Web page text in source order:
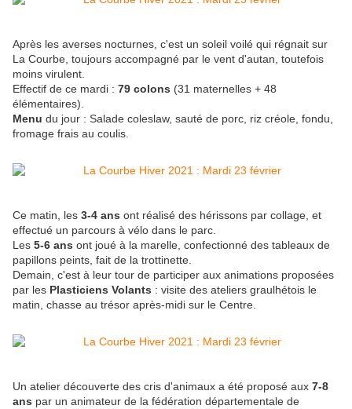
Après les averses nocturnes, c'est un soleil voilé qui régnait sur
La Courbe, toujours accompagné par le vent d'autan, toutefois
moins virulent.
Effectif de ce mardi : 79 colons (31 maternelles + 48
élémentaires).
Menu du jour : Salade coleslaw, sauté de porc, riz créole, fondu,
fromage frais au coulis.
Ce matin, les 3-4 ans ont réalisé des hérissons par collage, et
effectué un parcours à vélo dans le parc.
Les 5-6 ans ont joué à la marelle, confectionné des tableaux de
papillons peints, fait de la trottinette.
Demain, c'est à leur tour de participer aux animations proposées
par les Plasticiens Volants : visite des ateliers graulhétois le
matin, chasse au trésor après-midi sur le Centre.
Un atelier découverte des cris d'animaux a été proposé aux 7-8
ans par un animateur de la fédération départementale de